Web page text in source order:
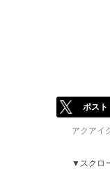
ポスト
アクアイ
▼スクロ